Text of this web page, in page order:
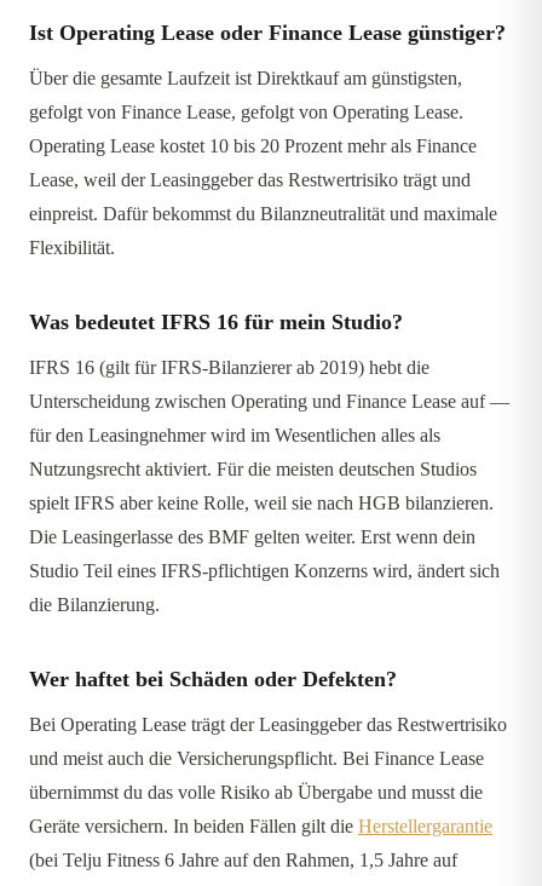
Ist Operating Lease oder Finance Lease günstiger?
Über die gesamte Laufzeit ist Direktkauf am günstigsten,
gefolgt von Finance Lease, gefolgt von Operating Lease.
Operating Lease kostet 10 bis 20 Prozent mehr als Finance
Lease, weil der Leasinggeber das Restwertrisiko trägt und
einpreist. Dafür bekommst du Bilanzneutralität und maximale
Flexibilität.
Was bedeutet IFRS 16 für mein Studio?
IFRS 16 (gilt für IFRS-Bilanzierer ab 2019) hebt die
Unterscheidung zwischen Operating und Finance Lease auf —
für den Leasingnehmer wird im Wesentlichen alles als
Nutzungsrecht aktiviert. Für die meisten deutschen Studios
spielt IFRS aber keine Rolle, weil sie nach HGB bilanzieren.
Die Leasingerlasse des BMF gelten weiter. Erst wenn dein
Studio Teil eines IFRS-pflichtigen Konzerns wird, ändert sich
die Bilanzierung.
Wer haftet bei Schäden oder Defekten?
Bei Operating Lease trägt der Leasinggeber das Restwertrisiko
und meist auch die Versicherungspflicht. Bei Finance Lease
übernimmst du das volle Risiko ab Übergabe und musst die
Geräte versichern. In beiden Fällen gilt die Herstellergarantie
(bei Telju Fitness 6 Jahre auf den Rahmen, 1,5 Jahre auf